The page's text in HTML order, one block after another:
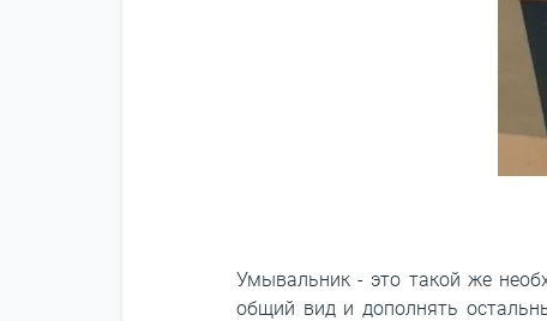
Умывальник - это такой же
общий вид и дополнять